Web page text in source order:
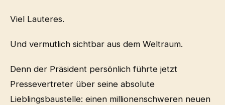
Viel Lauteres.
Und vermutlich sichtbar aus dem Weltraum.
Denn der Präsident persönlich führte jetzt
Pressevertreter über seine absolute
Lieblingsbaustelle: einen millionenschweren neuen